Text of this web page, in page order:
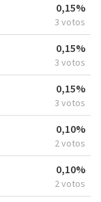
0,15%
3 votos
0,15%
3 votos
0,15%
3 votos
0,10%
2 votos
0,10%
2 votos